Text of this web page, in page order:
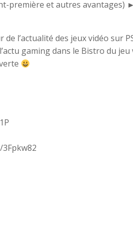
première et autres avantages) ►
l’actualité des jeux vidéo sur
gaming dans le Bistro du